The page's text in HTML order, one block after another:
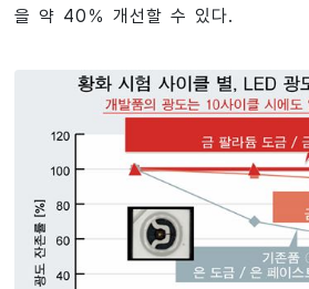
을 약 40％ 개선할 수 있다.